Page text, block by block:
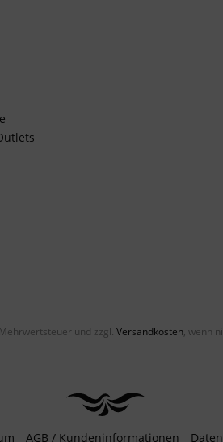
und zzgl. Versandkosten, wenn
AGB / Kundeninformationen